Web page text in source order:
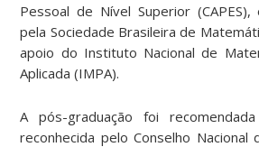
Pessoal de Nível Superior
pela Sociedade Brasileira de
apoio do Instituto Nacional de
Aplicada (IMPA).
A pós-graduação foi recomendada
reconhecida pelo Conselho Nacional